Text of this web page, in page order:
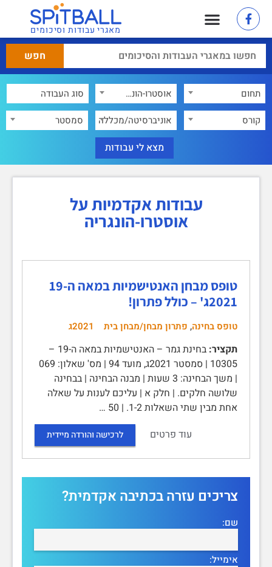
מאגרי עבודות וסיכומים
תחום
אוסטרו-הונגריה
קורס
אוניברסיטה/מכללה סמסטר
עבודות אקדמיות על
אוסטרו-הונגריה
טופס מבחן האנטישמיות במאה ה-19
2021ג' – כולל פתרון!
טופס בחינה, פתרון מבחן/מבחן בית 2021ג
תקציר:
בחינת גמר – האנטישמיות במאה ה-19 –
10305 | סמסטר 2021ג, מועד 94 | מס' שאלון: 069
| משך הבחינה: 3 שעות | מבנה הבחינה | בבחינה
שלושה חלקים. | חלק א | עליכם לענות על שאלה
אחת מבין שתי השאלות 1-2. | 50 …
עוד פרטים
לרכישה והורדה מיידית
צריכים עזרה בכתיבה אקדמית?
שם:
אימייל: